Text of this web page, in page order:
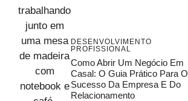
DESENVOLVIMENTO
PROFISSIONAL
Como Abrir Um Negócio Em
Casal: O Guia Prático Para O
Sucesso Da Empresa E Do
Relacionamento